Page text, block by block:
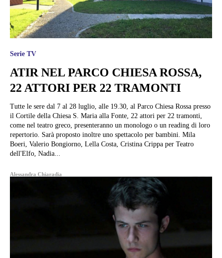
Serie TV
ATIR NEL PARCO CHIESA ROSSA,
22 ATTORI PER 22 TRAMONTI
Tutte le sere dal 7 al 28 luglio, alle 19.30, al Parco Chiesa Rossa presso
il Cortile della Chiesa S. Maria alla Fonte, 22 attori per 22 tramonti,
come nel teatro greco, presenteranno un monologo o un reading di loro
repertorio. Sarà proposto inoltre uno spettacolo per bambini. Mila
Boeri, Valerio Bongiorno, Lella Costa, Cristina Crippa per Teatro
dell'Elfo, Nadia...
Alessandra Chiaradia